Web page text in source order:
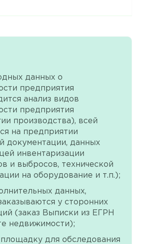
данных о
предприятия
анализ видов
предприятия
производства), всей
на предприятии
документации, данных
инвентаризации
и выбросов, технической
на оборудование и т.п.);
данных,
у сторонних
(заказ Выписки из ЕГРН
недвижимости);
для обследования